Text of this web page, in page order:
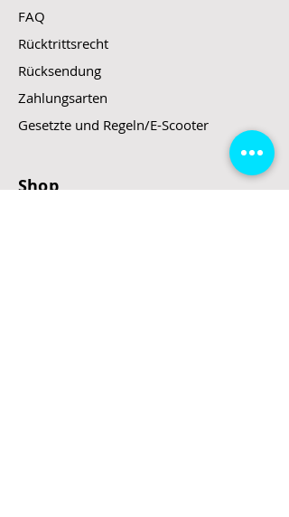
FAQ
Rücktrittsrecht
Rücksendung
Zahlungsarten
Gesetzte und Regeln/E-Scooter
Shop